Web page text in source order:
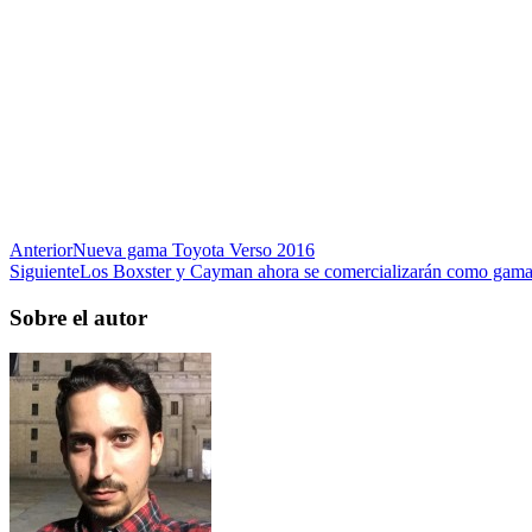
AnteriorNueva gama Toyota Verso 2016
SiguienteLos Boxster y Cayman ahora se comercializarán como
Sobre el autor